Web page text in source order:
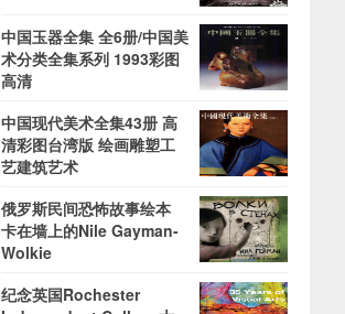
中国玉器全集 全6册/中国美
术分类全集系列 1993彩图
高清
中国现代美术全集43册 高
清彩图台湾版 绘画雕塑工
艺建筑艺术
俄罗斯民间恐怖故事绘本
卡在墙上的Nile Gayman-
Wolkie
纪念英国Rochester